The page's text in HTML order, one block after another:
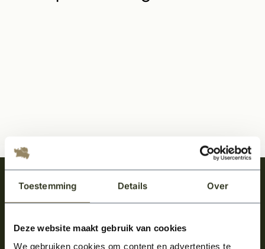
Toestemming Details Over
Deze website maakt gebruik van cookies
We gebruiken cookies om content en advertenties te
Meld je aan en ontvang het laatste nieuws
over onze kempische bouwstijl!
Aanmelden voor de nieuwsbrief